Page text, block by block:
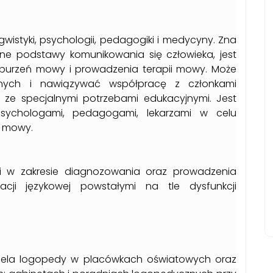
psychologii, pedagogiki i medycyny. Zna
podstawy komunikowania się człowieka, jest
mowy i prowadzenia terapii mowy. Może
i nawiązywać współpracę z członkami
specjalnymi potrzebami edukacyjnymi. Jest
pedagogami, lekarzami w celu
zakresie diagnozowania oraz prowadzenia
językowej powstałymi na tle dysfunkcji
logopedy w placówkach oświatowych oraz